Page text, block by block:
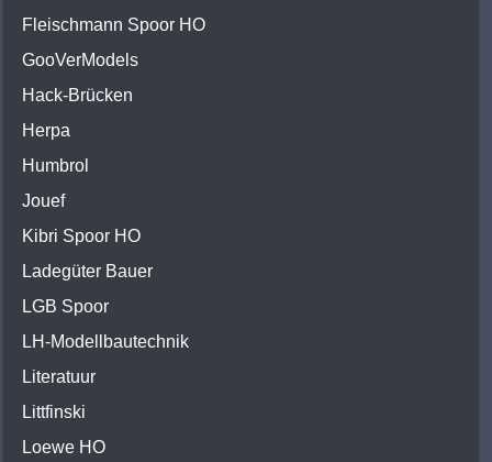
Fleischmann Spoor HO
GooVerModels
Hack-Brücken
Herpa
Humbrol
Jouef
Kibri Spoor HO
Ladegüter Bauer
LGB Spoor
LH-Modellbautechnik
Literatuur
Littfinski
Loewe HO